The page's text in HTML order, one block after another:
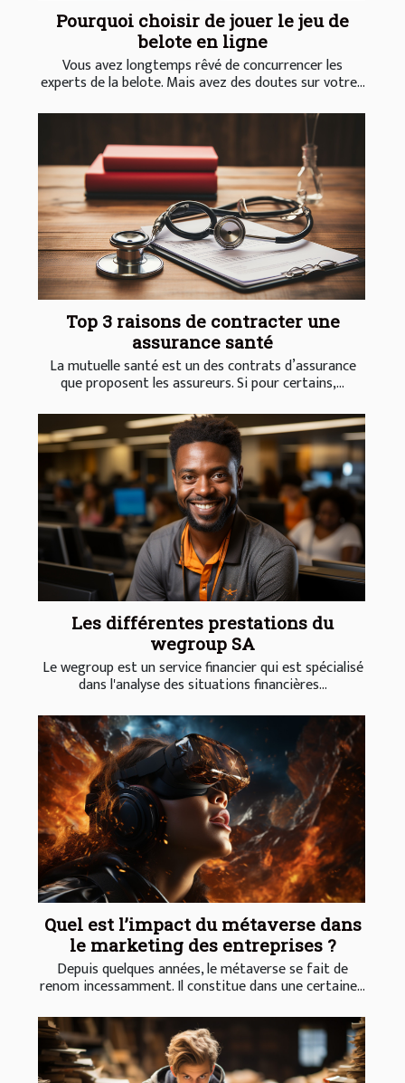
Pourquoi choisir de jouer le jeu de
belote en ligne
Vous avez longtemps rêvé de concurrencer les
experts de la belote. Mais avez des doutes sur votre...
Top 3 raisons de contracter une
assurance santé
La mutuelle santé est un des contrats d’assurance
que proposent les assureurs. Si pour certains,...
Les différentes prestations du
wegroup SA
Le wegroup est un service financier qui est spécialisé
dans l'analyse des situations financières...
Quel est l’impact du métaverse dans
le marketing des entreprises ?
Depuis quelques années, le métaverse se fait de
renom incessamment. Il constitue dans une certaine...